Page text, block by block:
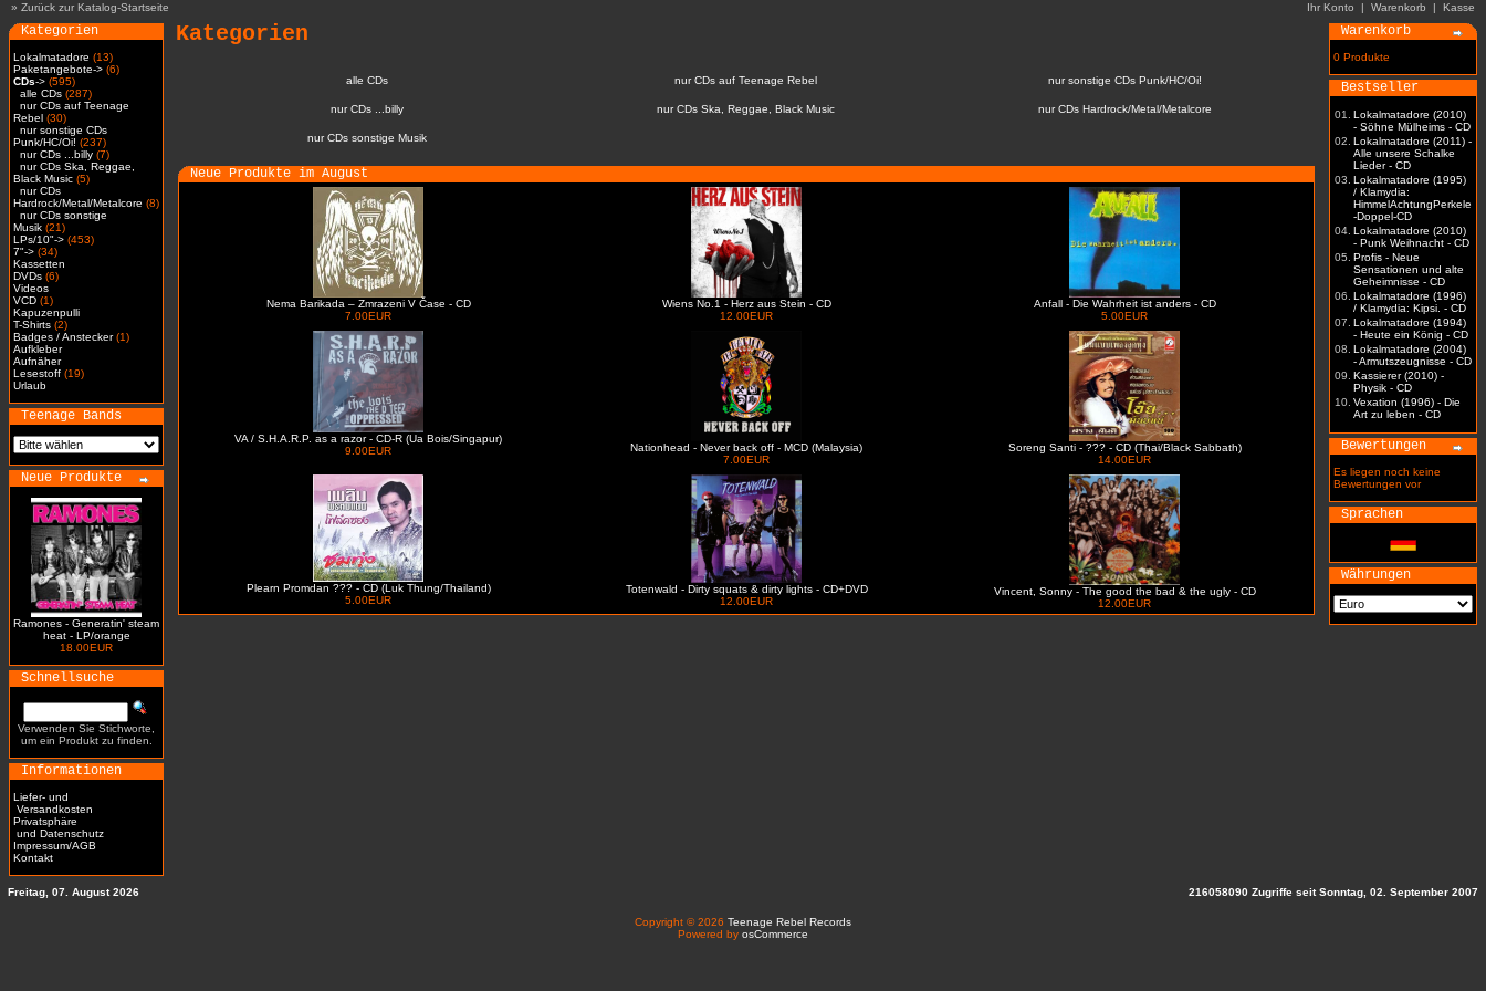
» Zurück zur Katalog-Startseite Ihr Konto | Warenkorb | Kasse
Kategorien
Lokalmatadore (13)
Paketangebote-> (6)
CDs-> (595)
alle CDs (287)
nur CDs auf Teenage
Rebel (30)
nur sonstige CDs
Punk/HC/Oi! (237)
nur CDs ...billy (7)
nur CDs Ska, Reggae,
Black Music (5)
nur CDs
Hardrock/Metal/Metalcore (8)
nur CDs sonstige
Musik (21)
LPs/10"-> (453)
7"-> (34)
Kassetten
DVDs (6)
Videos
VCD (1)
Kapuzenpulli
T-Shirts (2)
Badges / Anstecker(1)
Aufkleber
Aufnäher
Lesestoff (19)
Urlaub
Teenage Bands
Neue Produkte
Ramones - Generatin' steam
heat - LP/orange
18.00EUR
Schnellsuche
Verwenden Sie Stichworte,
um ein Produkt zu finden.
Informationen
Liefer- und
Versandkosten
Privatsphäre
und Datenschutz
Impressum/AGB
Kontakt
Kategorien
alle CDs nur CDs auf Teenage Rebel nur sonstige CDs Punk/HC/Oi!
nur CDs ...billy nur CDs Ska, Reggae, Black Music nur CDs Hardrock/Metal/Metalcore
nur CDs sonstige Musik
Neue Produkte im August
Nema Barikada – Zmrazeni V Čase - CD
7.00EUR
Wiens No.1 - Herz aus Stein - CD
12.00EUR
Anfall - Die Wahrheit ist anders - CD
5.00EUR
VA / S.H.A.R.P. as a razor - CD-R (Ua Bois/Singapur)
9.00EUR
Nationhead - Never back off - MCD (Malaysia)
7.00EUR
Soreng Santi - ??? - CD (Thai/Black Sabbath)
14.00EUR
Plearn Promdan ??? - CD (Luk Thung/Thailand)
5.00EUR
Totenwald - Dirty squats & dirty lights - CD+DVD
12.00EUR
Vincent, Sonny - The good the bad & the ugly - CD
12.00EUR
Warenkorb
0 Produkte
Bestseller
01.
Lokalmatadore (2010)
- Söhne Mülheims - CD
02. Lokalmatadore (2011) -
Alle unsere Schalke
Lieder - CD
03. Lokalmatadore (1995)
/ Klamydia:
HimmelAchtungPerkele
-Doppel-CD
04. Lokalmatadore (2010)
- Punk Weihnacht - CD
05. Profis - Neue
Sensationen und alte
Geheimnisse - CD
06. Lokalmatadore (1996)
/ Klamydia: Kipsi. - CD
07. Lokalmatadore (1994)
- Heute ein König - CD
08. Lokalmatadore (2004)
- Armutszeugnisse - CD
09. Kassierer (2010) -
Physik - CD
10. Vexation (1996) - Die
Art zu leben - CD
Bewertungen
Es liegen noch keine
Bewertungen vor
Sprachen
Währungen
Freitag, 07. August 2026 216058090 Zugriffe seit Sonntag, 02. September 2007
Copyright © 2026 Teenage Rebel Records
Powered by osCommerce